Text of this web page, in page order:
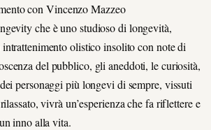
con Vincenzo Mazzeo
che è uno studioso di longevità,
olistico insolito con note di
del pubblico, gli aneddoti, le curiosità,
personaggi più longevi di sempre, vissuti
vivrà un’esperienza che fa riflettere e
inno alla vita.